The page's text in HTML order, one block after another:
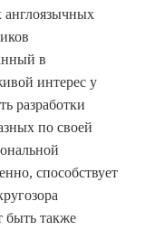
англоязычных
в
интерес у
разработки
по своей
способствует
быть также